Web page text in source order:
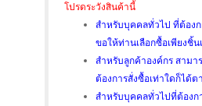
โปรดระวังสินค้านี้
สำหรับบุคคลทั่วไป ที่ต้องก
ขอให้ท่านเลือกซื้อเพียงชิ้น
สำหรับลูกค้าองค์กร สามา
ต้องการสั่งซื้อเท่าใดก็ได้
สำหรับบุคคลทั่วไปที่ต้องก